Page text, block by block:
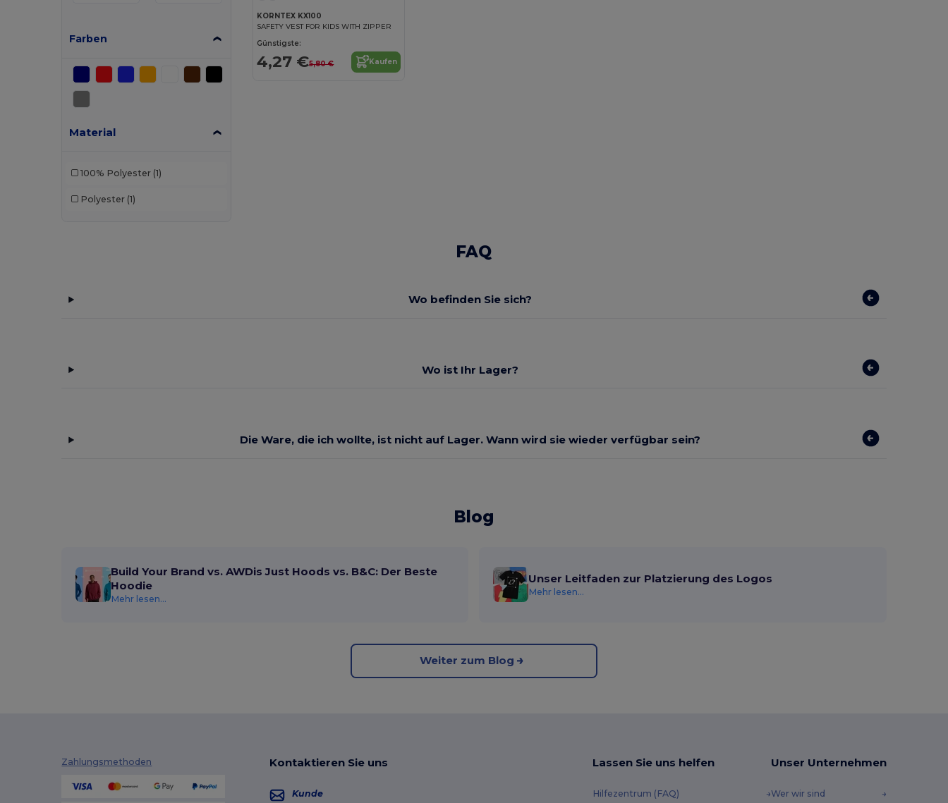
Farben
Material
100% Polyester (1)
Polyester (1)
KORNTEX KX100
SAFETY VEST FOR KIDS WITH ZIPPER
Günstigste:
4,27 €5,80 € Kaufen
FAQ
Wo befinden Sie sich?
Wo ist Ihr Lager?
Die Ware, die ich wollte, ist nicht auf Lager. Wann wird sie wieder verfügbar sein?
Blog
Build Your Brand vs. AWDis Just Hoods vs. B&C: Der Beste
Hoodie
Mehr lesen...
Unser Leitfaden zur Platzierung des Logos
Mehr lesen...
Weiter zum Blog
Zahlungsmethoden Kontaktieren Sie uns
Kunde
Lassen Sie uns helfen
Hilfezentrum (FAQ)
Unser Unternehmen
Wer wir sind